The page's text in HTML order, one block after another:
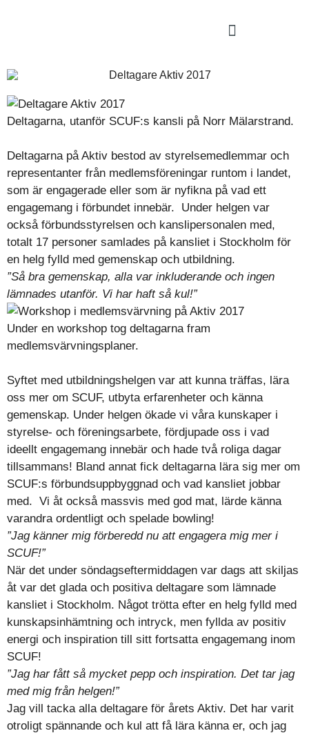
Deltagarna, utanför SCUF:s kansli på Norr Mälarstrand.
Deltagarna på Aktiv bestod av styrelsemedlemmar och
representanter från medlemsföreningar runtom i landet,
som är engagerade eller som är nyfikna på vad ett
engagemang i förbundet innebär. Under helgen var
också förbundsstyrelsen och kanslipersonalen med,
totalt 17 personer samlades på kansliet i Stockholm för
en helg fylld med gemenskap och utbildning.
”Så bra gemenskap, alla var inkluderande och ingen
lämnades utanför. Vi har haft så kul!”
Under en workshop tog deltagarna fram
medlemsvärvningsplaner.
Syftet med utbildningshelgen var att kunna träffas, lära
oss mer om SCUF, utbyta erfarenheter och känna
gemenskap. Under helgen ökade vi våra kunskaper i
styrelse- och föreningsarbete, fördjupade oss i vad
ideellt engagemang innebär och hade två roliga dagar
tillsammans! Bland annat fick deltagarna lära sig mer om
SCUF:s förbundsuppbyggnad och vad kansliet jobbar
med. Vi åt också massvis med god mat, lärde känna
varandra ordentligt och spelade bowling!
”Jag känner mig förberedd nu att engagera mig mer i
SCUF!”
När det under söndagseftermiddagen var dags att skiljas
åt var det glada och positiva deltagare som lämnade
kansliet i Stockholm. Något trötta efter en helg fylld med
kunskapsinhämtning och intryck, men fyllda av positiv
energi och inspiration till sitt fortsatta engagemang inom
SCUF!
”Jag har fått så mycket pepp och inspiration. Det tar jag
med mig från helgen!”
Jag vill tacka alla deltagare för årets Aktiv. Det har varit
otroligt spännande och kul att få lära känna er, och jag